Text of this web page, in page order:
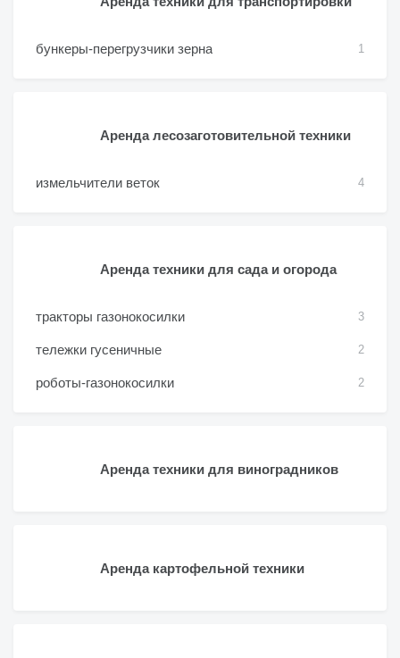
бункеры-перегрузчики зерна 1
Аренда лесозаготовительной техники
измельчители веток 4
Аренда техники для сада и огорода
тракторы газонокосилки 3
тележки гусеничные 2
роботы-газонокосилки 2
Аренда техники для виноградников
Аренда картофельной техники